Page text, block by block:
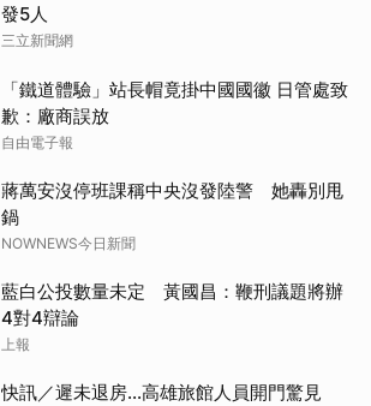
發5人
三立新聞網
「鐵道體驗」站長帽竟掛中國國徽 日管處致
歉：廠商誤放
自由電子報
蔣萬安沒停班課稱中央沒發陸警 她轟別甩
鍋
NOWNEWS今日新聞
藍白公投數量未定 黃國昌：鞭刑議題將辦
4對4辯論
上報
快訊／遲未退房...高雄旅館人員開門驚見